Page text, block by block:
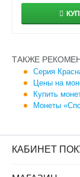
ТАКЖЕ
Серия
Цены на
Купить
Монеты
КАБИНЕТ